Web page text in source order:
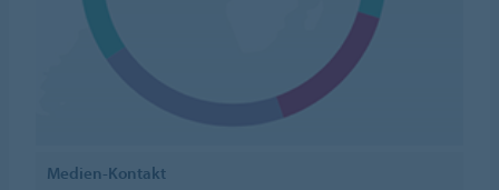
Medien-Kontakt